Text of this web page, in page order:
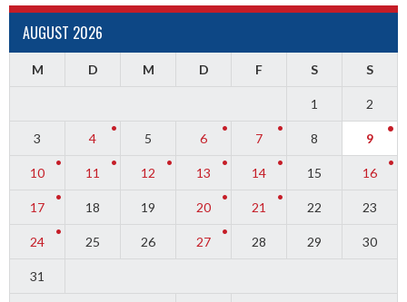
AUGUST 2026
M D M D F S S
1 2
3 4 5 6 7 8 9
10 11 12 13 14 15 16
17 18 19 20 21 22 23
24 25 26 27 28 29 30
31